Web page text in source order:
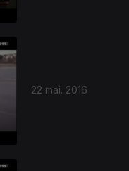
22 mai. 2016